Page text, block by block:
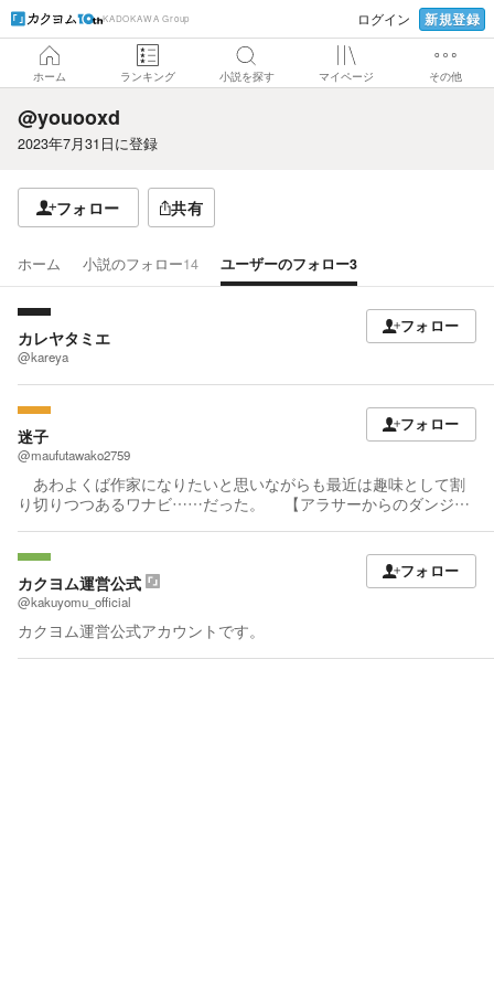
KADOKAWA Group ログイン 新規登録
ホーム ランキング 小説を探す マイページ その他
@youooxd
2023年7月31日に登録
フォロー 共有
ホーム 小説のフォロー14 ユーザーのフォロー3
カレヤタミエ
@kareya
フォロー
迷子
@maufutawako2759
あわよくば作家になりたいと思いながらも最近は趣味として割
り切りつつあるワナビ……だった。 【アラサーからのダンジョ
す！ カクヨムネクストで【シュガーレスファンタジー】も連載
中です！ 20話までなら誰でも読めるはずなのでそちらも応援よ
ろしくお願いします！
フォロー
カクヨム運営公式
@kakuyomu_official
カクヨム運営公式アカウントです。
フォロー